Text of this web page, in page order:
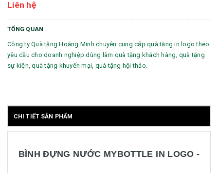
Liên hệ
TỔNG QUAN
Công ty Quà tặng Hoàng Minh chuyên cung cấp quà tặng in logo theo
yêu cầu cho doanh nghiệp dùng làm quà tặng khách hàng, quà tặng
sự kiện, quà tặng khuyến mại, quà tặng hội thảo.
CHI TIẾT SẢN PHẨM
BÌNH ĐỰNG NƯỚC MYBOTTLE IN LOGO -